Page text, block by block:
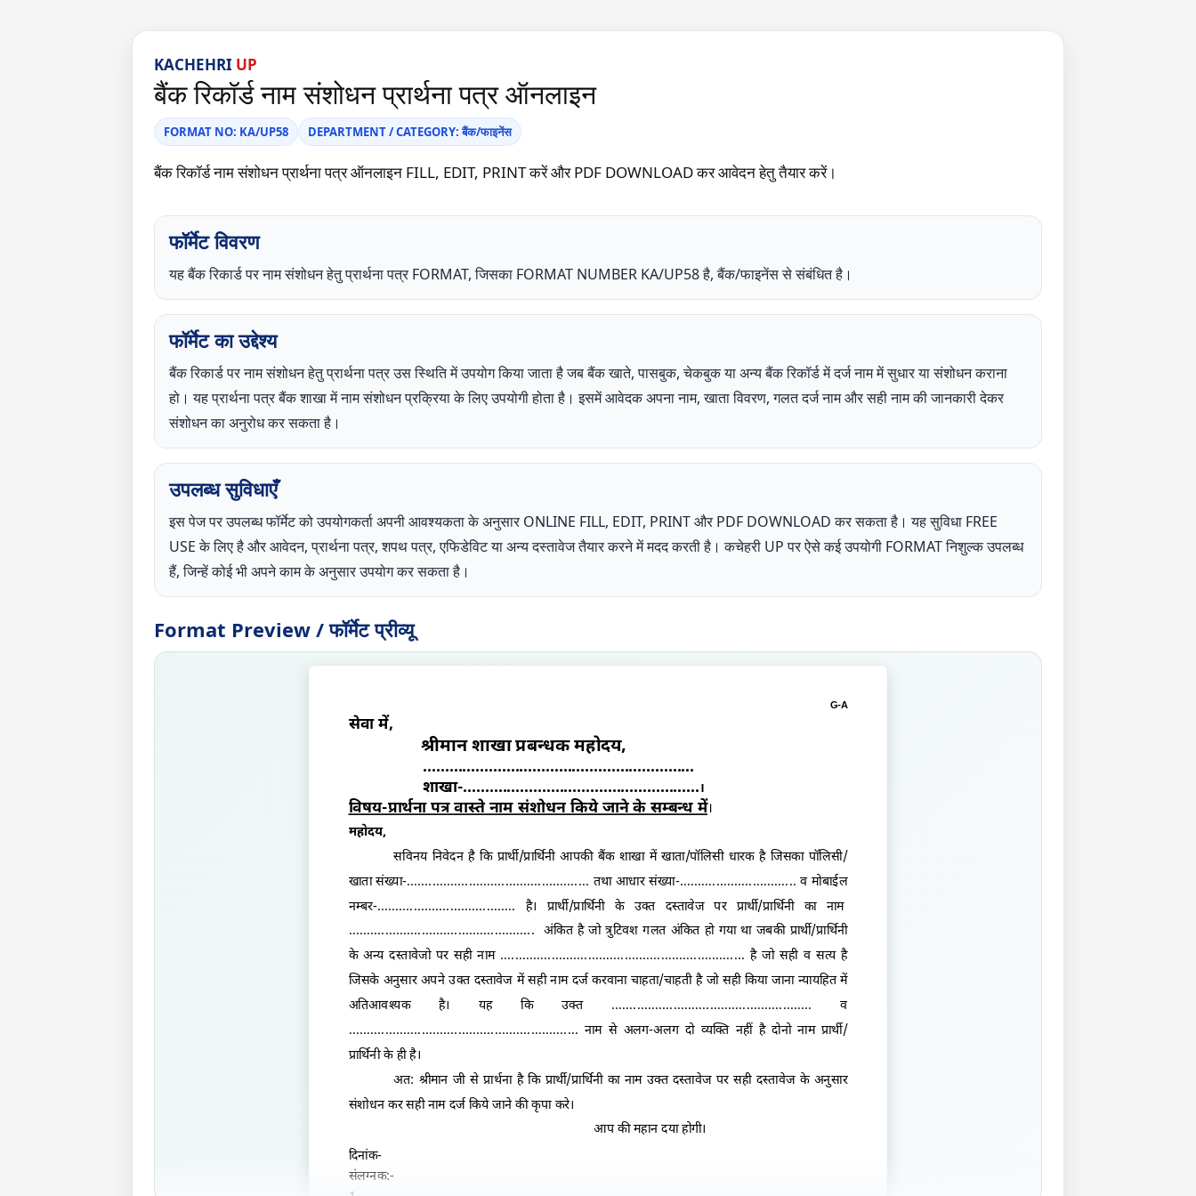
KACHEHRI UP
बैंक रिकॉर्ड नाम संशोधन प्रार्थना पत्र ऑनलाइन
FORMAT NO: KA/UP58 DEPARTMENT / CATEGORY: बैंक/फाइनेंस
बैंक रिकॉर्ड नाम संशोधन प्रार्थना पत्र ऑनलाइन FILL, EDIT, PRINT करें और PDF DOWNLOAD कर आवेदन हेतु तैयार करें।
फॉर्मेट विवरण
यह बैंक रिकार्ड पर नाम संशोधन हेतु प्रार्थना पत्र FORMAT, जिसका FORMAT NUMBER KA/UP58 है, बैंक/फाइनेंस से संबंधित है।
फॉर्मेट का उद्देश्य
बैंक रिकार्ड पर नाम संशोधन हेतु प्रार्थना पत्र उस स्थिति में उपयोग किया जाता है जब बैंक खाते, पासबुक, चेकबुक या अन्य बैंक रिकॉर्ड में दर्ज नाम में सुधार या संशोधन कराना
हो। यह प्रार्थना पत्र बैंक शाखा में नाम संशोधन प्रक्रिया के लिए उपयोगी होता है। इसमें आवेदक अपना नाम, खाता विवरण, गलत दर्ज नाम और सही नाम की जानकारी देकर
संशोधन का अनुरोध कर सकता है।
उपलब्ध सुविधाएँ
इस पेज पर उपलब्ध फॉर्मेट को उपयोगकर्ता अपनी आवश्यकता के अनुसार ONLINE FILL, EDIT, PRINT और PDF DOWNLOAD कर सकता है। यह सुविधा FREE
USE के लिए है और आवेदन, प्रार्थना पत्र, शपथ पत्र, एफिडेविट या अन्य दस्तावेज तैयार करने में मदद करती है। कचेहरी UP पर ऐसे कई उपयोगी FORMAT निशुल्क उपलब्ध
हैं, जिन्हें कोई भी अपने काम के अनुसार उपयोग कर सकता है।
Format Preview / फॉर्मेट प्रीव्यू
G-A
सेवा में,
श्रीमान शाखा प्रबन्धक महोदय,
..............................................................
शाखा-......................................................।
विषय-प्रार्थना पत्र वास्ते नाम संशोधन किये जाने के सम्बन्ध में।
महोदय,
सविनय निवेदन है कि प्रार्थी/प्रार्थिनी आपकी बैंक शाखा में खाता/पॉलिसी धारक है जिसका पॉलिसी/
खाता संख्या-.................................................. तथा आधार संख्या-................................ व मोबाईल
नम्बर-...................................... है। प्रार्थी/प्रार्थिनी के उक्त दस्तावेज पर प्रार्थी/प्रार्थिनी का नाम
................................................... अंकित है जो त्रुटिवश गलत अंकित हो गया था जबकी प्रार्थी/प्रार्थिनी
के अन्य दस्तावेजो पर सही नाम ................................................................... है जो सही व सत्य है
जिसके अनुसार अपने उक्त दस्तावेज में सही नाम दर्ज करवाना चाहता/चाहती है जो सही किया जाना न्यायहित में
अतिआवश्यक है। यह कि उक्त ....................................................... व
............................................................... नाम से अलग-अलग दो व्यक्ति नहीं है दोनो नाम प्रार्थी/
प्रार्थिनी के ही है।
अत: श्रीमान जी से प्रार्थना है कि प्रार्थी/प्रार्थिनी का नाम उक्त दस्तावेज पर सही दस्तावेज के अनुसार
संशोधन कर सही नाम दर्ज किये जाने की कृपा करे।
आप की महान दया होगी।
दिनांक-
संलग्नक:-